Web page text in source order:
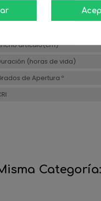
artículo(cm)
(horas de vida)
de Apertura º
Categoría: